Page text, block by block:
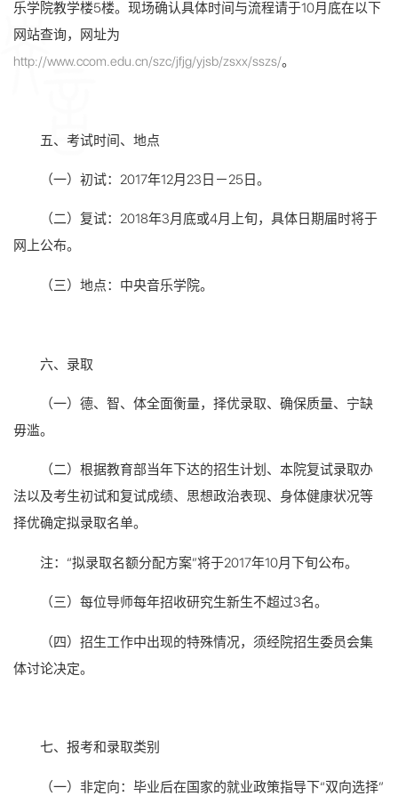
乐学院教学楼5楼。现场确认具体时间与流程请于10月底在以下
网站查询，网址为
http://www.ccom.edu.cn/szc/jfjg/yjsb/zsxx/sszs/。
五、考试时间、地点
（一）初试：2017年12月23日－25日。
（二）复试：2018年3月底或4月上旬，具体日期届时将于
网上公布。
（三）地点：中央音乐学院。
六、录取
（一）德、智、体全面衡量，择优录取、确保质量、宁缺
毋滥。
（二）根据教育部当年下达的招生计划、本院复试录取办
法以及考生初试和复试成绩、思想政治表现、身体健康状况等
择优确定拟录取名单。
注：“拟录取名额分配方案”将于2017年10月下旬公布。
（三）每位导师每年招收研究生新生不超过3名。
（四）招生工作中出现的特殊情况，须经院招生委员会集
体讨论决定。
七、报考和录取类别
（一）非定向：毕业后在国家的就业政策指导下“双向选择”